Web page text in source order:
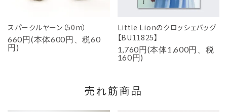
スパークルヤーン（50m）
660円(本体600円、税60
円)
Little Lionのクロッシェバッグ
【BU11825】
1,760円(本体1,600円、税
160円)
売れ筋商品